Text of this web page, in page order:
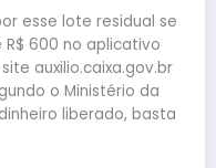
esse lote residual se
600 no aplicativo
auxilio.caixa.gov.br
o Ministério da
liberado, basta